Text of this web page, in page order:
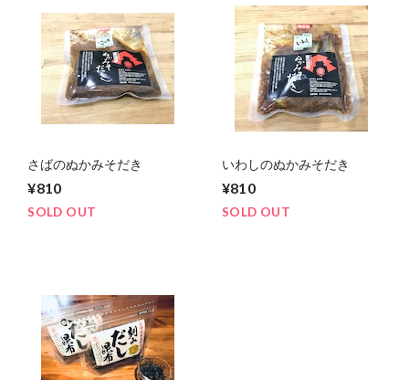
さばのぬかみそだき
¥810
SOLD OUT
いわしのぬかみそだき
¥810
SOLD OUT